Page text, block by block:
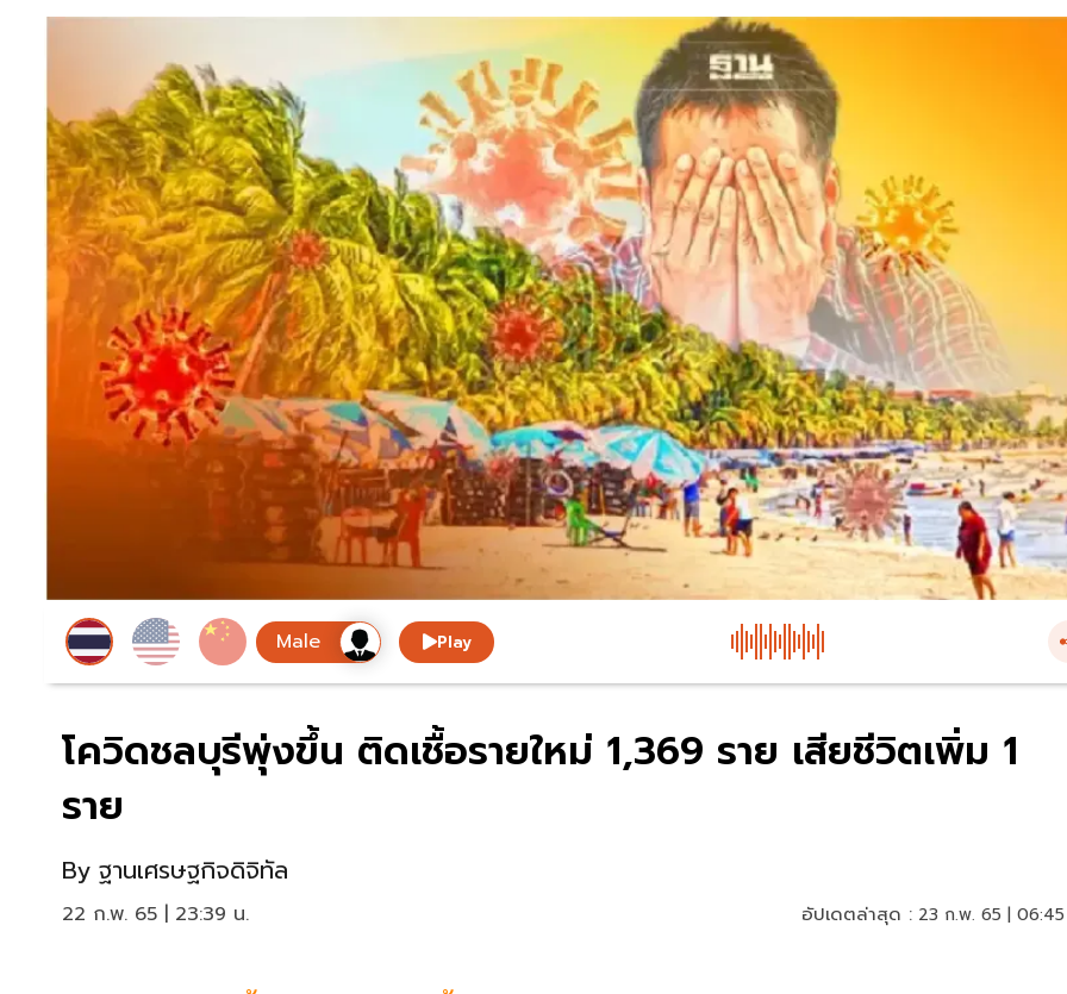
Play
โควิดชลบุรีพุ่งขึ้น ติดเชื้อรายใหม่ 1,369 ราย เสียชีวิตเพิ่ม 1
ราย
By ฐานเศรษฐกิจดิจิทัล
22 ก.พ. 65 | 23:39 น. อัปเดตล่าสุด : 23 ก.พ. 65 |